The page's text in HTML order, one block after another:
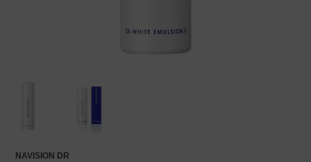
NAVISION DR